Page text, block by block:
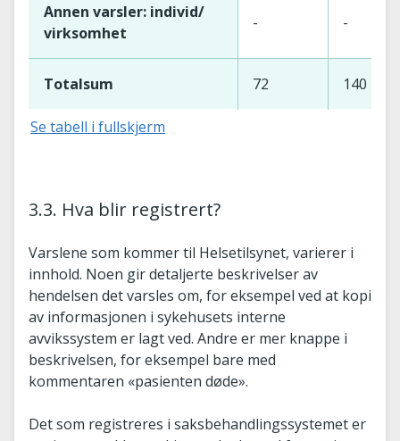
Annen varsler: individ/
virksomhet
- -
Totalsum 72 140
Se tabell i fullskjerm
3.3. Hva blir registrert?
Varslene som kommer til Helsetilsynet, varierer i
innhold. Noen gir detaljerte beskrivelser av
hendelsen det varsles om, for eksempel ved at kopi
av informasjonen i sykehusets interne
avvikssystem er lagt ved. Andre er mer knappe i
beskrivelsen, for eksempel bare med
kommentaren «pasienten døde».
Det som registreres i saksbehandlingssystemet er